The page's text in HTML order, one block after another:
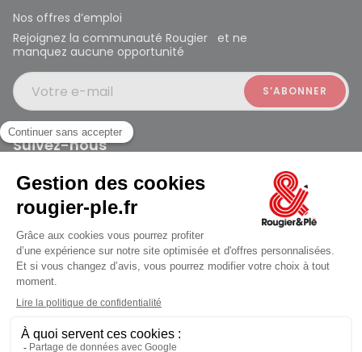
Nos offres d’emploi
Rejoignez la communauté Rougier et ne
manquez aucune opportunité
Votre e-mail
Suivez-nous
Rougier et Plé 2024 Copyright
Mentions légales
Conditions générales des ventes